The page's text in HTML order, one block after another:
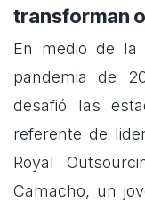
transforman
En medio de la
pandemia de
desafió las
referente de
Royal
Camacho, un